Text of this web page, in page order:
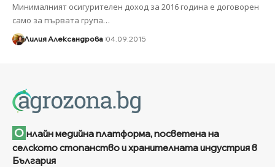
Минималният осигурителен доход за 2016 година е договорен
само за първата група…
Лилия Александрова 04.09.2015
О нлайн медийна платформа, посветена на
селското стопанство и хранителната индустрия в
България